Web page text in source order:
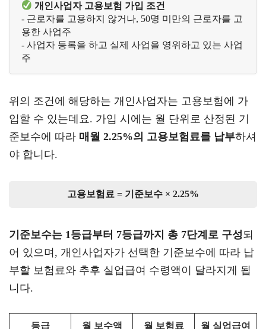
개인사업자 고용보험 가입 조건
- 근로자를 고용하지 않거나, 50명 미만의 근로자를 고
용한 사업주
- 사업자 등록을 하고 실제 사업을 영위하고 있는 사업
주
위의 조건에 해당하는 개인사업자는 고용보험에 가
입할 수 있는데요. 가입 시에는 월 단위로 산정된 기
준보수에 따라 매월 2.25%의 고용보험료를 납부하셔
야 합니다.
고용보험료 = 기준보수 × 2.25%
기준보수는 1등급부터 7등급까지 총 7단계로 구성되
어 있으며, 개인사업자가 선택한 기준보수에 따라 납
부할 보험료와 추후 실업급여 수령액이 달라지게 됩
니다.
등급 월 보수액 월 보험료 월 실업급여